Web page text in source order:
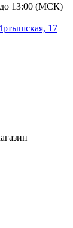
13:00 (МСК)
17